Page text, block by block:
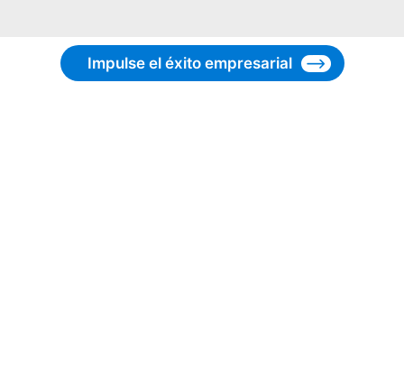
Impulse el éxito empresarial